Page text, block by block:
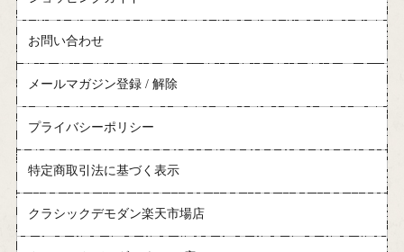
お問い合わせ
メールマガジン登録 / 解除
プライバシーポリシー
特定商取引法に基づく表示
クラシックデモダン楽天市場店